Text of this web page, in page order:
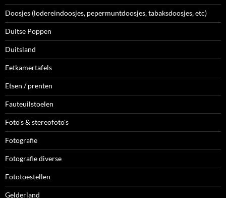
Doosjes (lodereindoosjes, pepermuntdoosjes, tabaksdoosjes, etc)
Duitse Poppen
Duitsland
Eetkamertafels
Etsen / prenten
Fauteuilstoelen
Foto's & stereofoto's
Fotografie
Fotografie diverse
Fototoestellen
Gelderland